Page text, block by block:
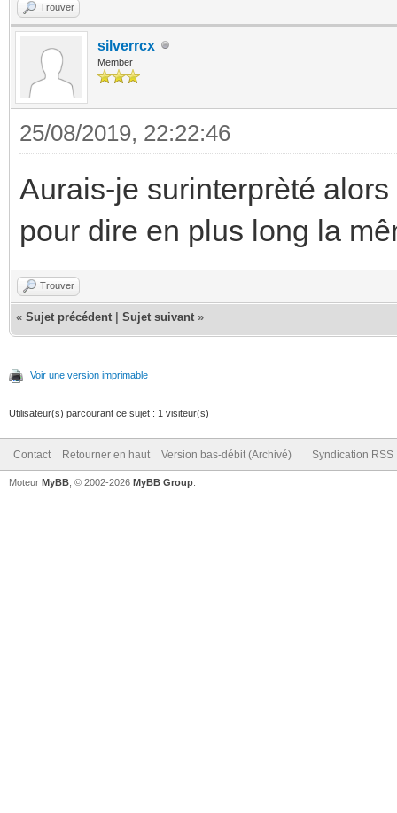
Trouver
silverrcx
Member
25/08/2019, 22:22:46
Aurais-je surinterprèté
pour dire en plus long la
Trouver
« Sujet précédent Sujet suivant »
Voir une version imprimable
Utilisateur(s) parcourant ce sujet : 1 visiteur(s)
Contact Retourner en haut Version bas-débit (Archivé) Syndication RSS
Moteur MyBB , © 2002-2026 MyBB Group